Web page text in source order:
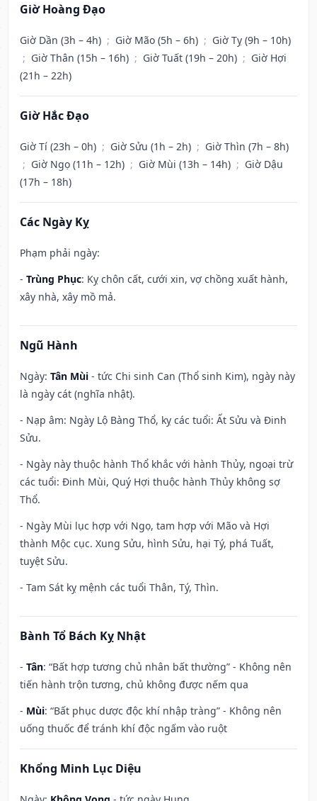
Giờ Hoàng Đạo
Giờ Dần (3h – 4h) ; Giờ Mão (5h – 6h) ; Giờ Tỵ (9h – 10h)
; Giờ Thân (15h – 16h) ; Giờ Tuất (19h – 20h) ; Giờ Hợi
(21h – 22h)
Giờ Hắc Đạo
Giờ Tí (23h – 0h) ; Giờ Sửu (1h – 2h) ; Giờ Thìn (7h – 8h)
; Giờ Ngọ (11h – 12h) ; Giờ Mùi (13h – 14h) ; Giờ Dậu
(17h – 18h)
Các Ngày Kỵ
Phạm phải ngày:
- Trùng Phục: Kỵ chôn cất, cưới xin, vợ chồng xuất hành,
xây nhà, xây mồ mả.
Ngũ Hành
Ngày: Tân Mùi - tức Chi sinh Can (Thổ sinh Kim), ngày này
là ngày cát (nghĩa nhật).
- Nạp âm: Ngày Lộ Bàng Thổ, kỵ các tuổi: Ất Sửu và Đinh
Sửu.
- Ngày này thuộc hành Thổ khắc với hành Thủy, ngoại trừ
các tuổi: Đinh Mùi, Quý Hợi thuộc hành Thủy không sợ
Thổ.
- Ngày Mùi lục hợp với Ngọ, tam hợp với Mão và Hợi
thành Mộc cục. Xung Sửu, hình Sửu, hại Tý, phá Tuất,
tuyệt Sửu.
- Tam Sát kỵ mệnh các tuổi Thân, Tý, Thìn.
Bành Tổ Bách Kỵ Nhật
- Tân: “Bất hợp tương chủ nhân bất thường” - Không nên
tiến hành trộn tương, chủ không được nếm qua
- Mùi: “Bất phục dược độc khí nhập tràng” - Không nên
uống thuốc để tránh khí độc ngấm vào ruột
Khổng Minh Lục Diệu